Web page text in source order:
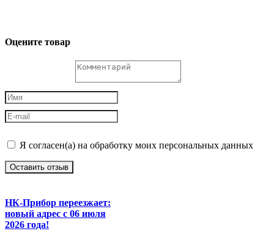
Оцените товар
Я согласен(а) на обработку моих персональных данных
Оставить отзыв
НК-Прибор переезжает:
новый адрес с 06 июля
2026 года!